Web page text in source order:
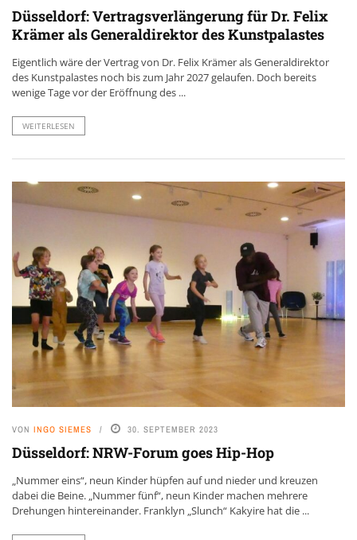
Düsseldorf: Vertragsverlängerung für Dr. Felix
Krämer als Generaldirektor des Kunstpalastes
Eigentlich wäre der Vertrag von Dr. Felix Krämer als Generaldirektor
des Kunstpalastes noch bis zum Jahr 2027 gelaufen. Doch bereits
wenige Tage vor der Eröffnung des ...
WEITERLESEN
VON INGO SIEMES 30. SEPTEMBER 2023
Düsseldorf: NRW-Forum goes Hip-Hop
„Nummer eins“, neun Kinder hüpfen auf und nieder und kreuzen
dabei die Beine. „Nummer fünf“, neun Kinder machen mehrere
Drehungen hintereinander. Franklyn „Slunch“ Kakyire hat die ...